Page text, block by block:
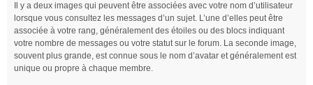
Il y a deux images qui peuvent être associées avec votre nom d’utilisateur
lorsque vous consultez les messages d’un sujet. L’une d’elles peut être
associée à votre rang, généralement des étoiles ou des blocs indiquant
votre nombre de messages ou votre statut sur le forum. La seconde image,
souvent plus grande, est connue sous le nom d’avatar et généralement est
unique ou propre à chaque membre.